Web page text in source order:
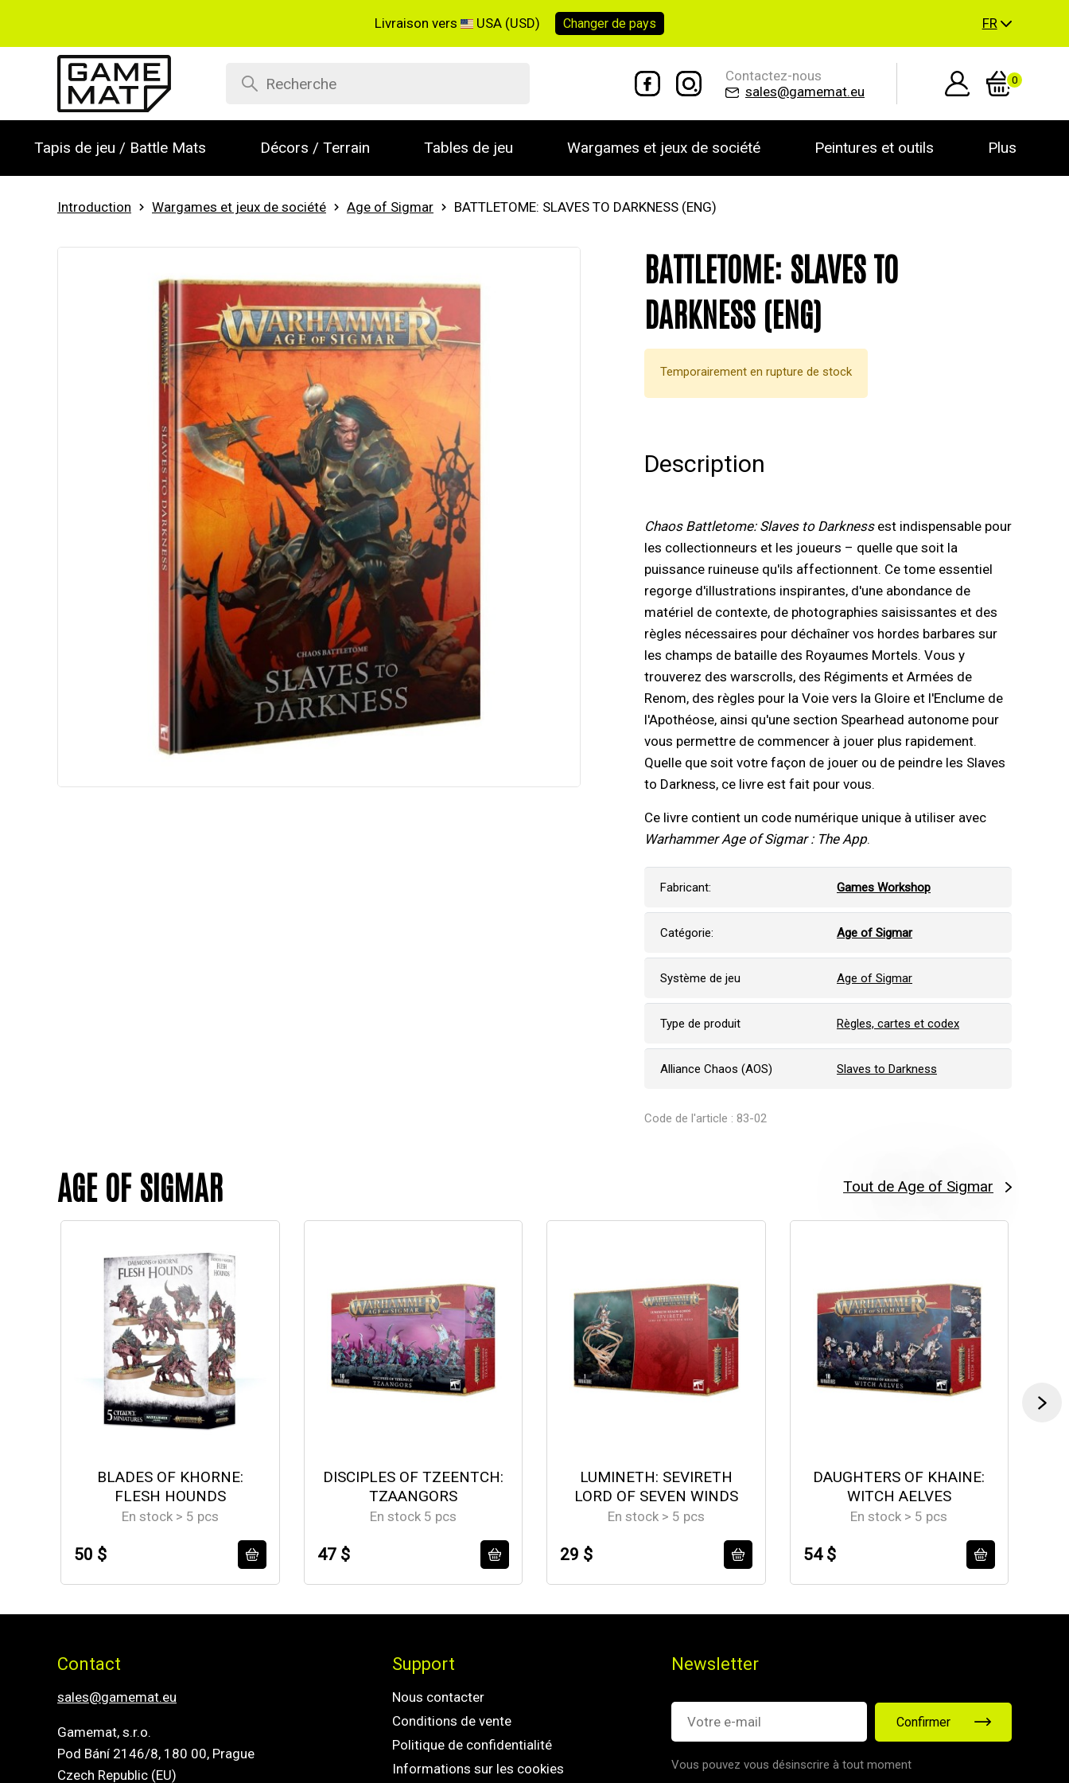
Livraison vers USA (USD) Changer depays FR
Contactez-nous
sales@gamemat.eu
0
Tapis de jeu / Battle Mats Décors / Terrain Tables de jeu Wargames et jeux de société Peintures et outils Plus
Introduction Wargames et jeux de société Age of Sigmar BATTLETOME: SLAVES TO DARKNESS (ENG)
BATTLETOME: SLAVES TO
DARKNESS (ENG)
Temporairement en rupture de stock
Description
Chaos Battletome: Slaves to Darknessest indispensable pour
les collectionneurs et les joueurs – quelle que soit la
puissance ruineuse qu'ils affectionnent. Ce tome essentiel
regorge d'illustrations inspirantes, d'une abondance de
matériel de contexte, de photographies saisissantes et des
règles nécessaires pour déchaîner vos hordes barbares sur
les champs de bataille des Royaumes Mortels. Vous y
trouverez des warscrolls, des Régiments et Armées de
Renom, des règles pour la Voie vers la Gloire et l'Enclume de
l'Apothéose, ainsi qu'une section Spearhead autonome pour
vous permettre de commencer à jouer plus rapidement.
Quelle que soit votre façon de jouer ou de peindre les Slaves
to Darkness, ce livre est fait pour vous.
Ce livre contient un code numérique unique à utiliser avec
Warhammer Age of Sigmar : The App.
Fabricant: Games Workshop
Catégorie: Age of Sigmar
Système de jeu Age of Sigmar
Type de produit Règles, cartes et codex
Alliance Chaos (AOS) Slaves to Darkness
Code de l'article : 83-02
AGE OF SIGMAR Tout de Age of Sigmar
BLADES OF KHORNE:
FLESH HOUNDS
En stock > 5 pcs
50 $
DISCIPLES OF TZEENTCH:
TZAANGORS
En stock 5 pcs
47 $
LUMINETH: SEVIRETH
LORD OF SEVEN WINDS
En stock > 5 pcs
29 $
DAUGHTERS OF KHAINE:
WITCH AELVES
En stock > 5 pcs
54 $
Contact
sales@gamemat.eu
Gamemat, s.r.o.
Pod Bání 2146/8, 180 00, Prague
Czech Republic (EU)
Support
Nous contacter
Conditions de vente
Politique de confidentialité
Informations sur les cookies
Newsletter
Confirmer
Vous pouvez vous désinscrire à tout moment